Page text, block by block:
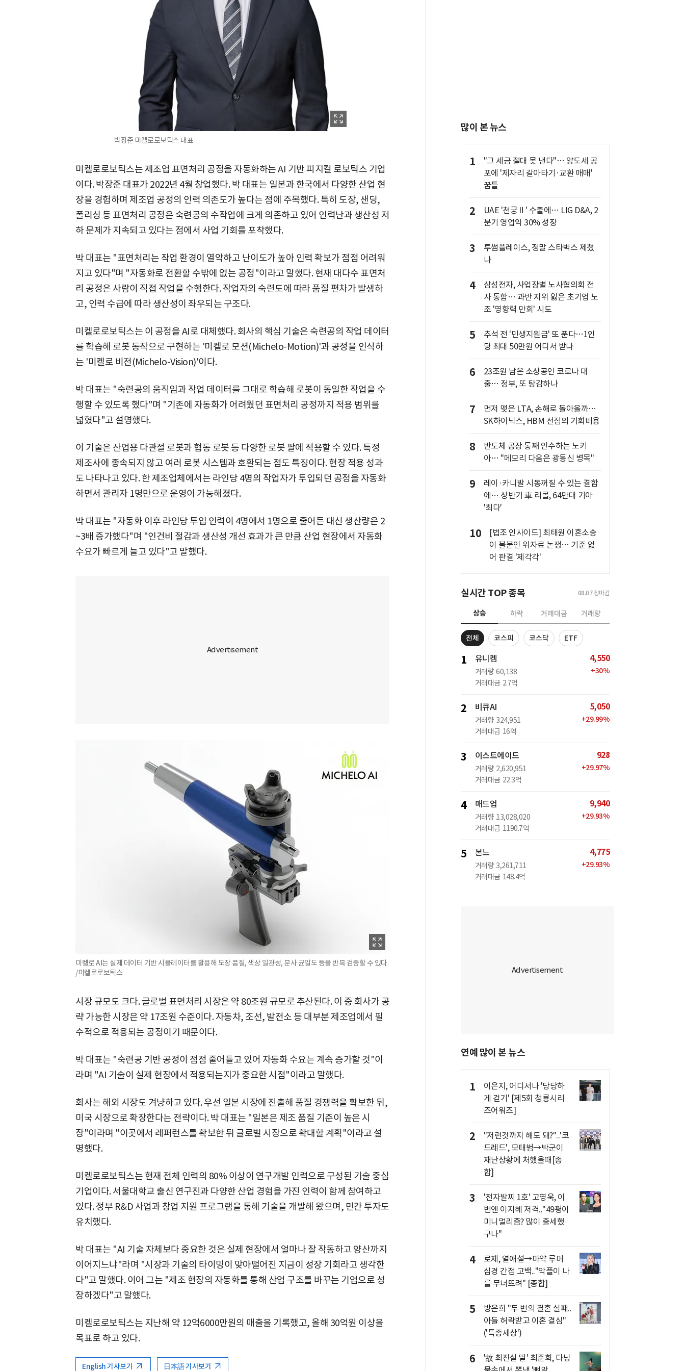
박장준 미켈로로보틱스 대표
미켈로로보틱스는 제조업 표면처리 공정을 자동화하는 AI 기반 피지컬 로보틱스 기업
이다. 박장준 대표가 2022년 4월 창업했다. 박 대표는 일본과 한국에서 다양한 산업 현
장을 경험하며 제조업 공정의 인력 의존도가 높다는 점에 주목했다. 특히 도장, 샌딩,
폴리싱 등 표면처리 공정은 숙련공의 수작업에 크게 의존하고 있어 인력난과 생산성 저
하 문제가 지속되고 있다는 점에서 사업 기회를 포착했다.
박 대표는 "표면처리는 작업 환경이 열악하고 난이도가 높아 인력 확보가 점점 어려워
지고 있다"며 "자동화로 전환할 수밖에 없는 공정"이라고 말했다. 현재 대다수 표면처
리 공정은 사람이 직접 작업을 수행한다. 작업자의 숙련도에 따라 품질 편차가 발생하
고, 인력 수급에 따라 생산성이 좌우되는 구조다.
미켈로로보틱스는 이 공정을 AI로 대체했다. 회사의 핵심 기술은 숙련공의 작업 데이터
를 학습해 로봇 동작으로 구현하는 '미켈로 모션(Michelo-Motion)'과 공정을 인식하
는 '미켈로 비전(Michelo-Vision)'이다.
박 대표는 "숙련공의 움직임과 작업 데이터를 그대로 학습해 로봇이 동일한 작업을 수
행할 수 있도록 했다"며 "기존에 자동화가 어려웠던 표면처리 공정까지 적용 범위를
넓혔다"고 설명했다.
이 기술은 산업용 다관절 로봇과 협동 로봇 등 다양한 로봇 팔에 적용할 수 있다. 특정
제조사에 종속되지 않고 여러 로봇 시스템과 호환되는 점도 특징이다. 현장 적용 성과
도 나타나고 있다. 한 제조업체에서는 라인당 4명의 작업자가 투입되던 공정을 자동화
하면서 관리자 1명만으로 운영이 가능해졌다.
박 대표는 "자동화 이후 라인당 투입 인력이 4명에서 1명으로 줄어든 대신 생산량은 2
~3배 증가했다"며 "인건비 절감과 생산성 개선 효과가 큰 만큼 산업 현장에서 자동화
수요가 빠르게 늘고 있다"고 말했다.
미켈로 AI는 실제 데이터 기반 시뮬레이터를 활용해 도장 품질, 색상 일관성, 분사 균일도 등을 반복 검증할 수 있다.
/미켈로로보틱스
시장 규모도 크다. 글로벌 표면처리 시장은 약 80조원 규모로 추산된다. 이 중 회사가 공
략 가능한 시장은 약 17조원 수준이다. 자동차, 조선, 발전소 등 대부분 제조업에서 필
수적으로 적용되는 공정이기 때문이다.
박 대표는 "숙련공 기반 공정이 점점 줄어들고 있어 자동화 수요는 계속 증가할 것"이
라며 "AI 기술이 실제 현장에서 적용되는지가 중요한 시점"이라고 말했다.
회사는 해외 시장도 겨냥하고 있다. 우선 일본 시장에 진출해 품질 경쟁력을 확보한 뒤,
미국 시장으로 확장한다는 전략이다. 박 대표는 "일본은 제조 품질 기준이 높은 시
장"이라며 "이곳에서 레퍼런스를 확보한 뒤 글로벌 시장으로 확대할 계획"이라고 설
명했다.
미켈로로보틱스는 현재 전체 인력의 80% 이상이 연구개발 인력으로 구성된 기술 중심
기업이다. 서울대학교 출신 연구진과 다양한 산업 경험을 가진 인력이 함께 참여하고
있다. 정부 R&D 사업과 창업 지원 프로그램을 통해 기술을 개발해 왔으며, 민간 투자도
유치했다.
박 대표는 "AI 기술 자체보다 중요한 것은 실제 현장에서 얼마나 잘 작동하고 양산까지
이어지느냐"라며 "시장과 기술의 타이밍이 맞아떨어진 지금이 성장 기회라고 생각한
다"고 말했다. 이어 그는 "제조 현장의 자동화를 통해 산업 구조를 바꾸는 기업으로 성
장하겠다"고 말했다.
미켈로로보틱스는 지난해 약 12억6000만원의 매출을 기록했고, 올해 30억원 이상을
목표로 하고 있다.
English 기사보기 日本語 기사보기
많이 본 뉴스
1
"그 세금 절대 못 낸다"… 양도세 공
포에 '제자리 갈아타기·교환 매매'
꿈틀
2
UAE '천궁Ⅱ' 수출에… LIG D&A, 2
분기 영업익 30% 성장
3
투썸플레이스, 정말 스타벅스 제쳤
나
4
삼성전자, 사업장별 노사협의회 전
사 통합… 과반 지위 잃은 초기업 노
조 '영향력 만회' 시도
5
추석 전 '민생지원금' 또 푼다…1인
당 최대 50만원 어디서 받나
6
23조원 남은 소상공인 코로나 대
출… 정부, 또 탕감하나
7
먼저 맺은 LTA, 손해로 돌아올까…
SK하이닉스, HBM 선점의 기회비용
8
반도체 공장 통째 인수하는 노키
아… "메모리 다음은 광통신 병목"
9
레이·카니발 시동꺼질 수 있는 결함
에… 상반기 車 리콜, 64만대 기아
'최다'
10
[법조 인사이드] 최태원 이혼소송
이 불붙인 위자료 논쟁… 기준 없
어 판결 '제각각'
실시간 TOP 종목 08.07 장마감
상승 하락 거래대금 거래량
전체 코스피 코스닥 ETF
1 유니켐
거래량 60,138
거래대금 2.7억
4,550
+30%
2 비큐AI
거래량 324,951
거래대금 16억
5,050
+29.99%
3 이스트에이드
거래량 2,620,951
거래대금 22.3억
928
+29.97%
4 매드업
거래량 13,028,020
거래대금 1190.7억
9,940
+29.93%
5 본느
거래량 3,261,711
거래대금 148.4억
4,775
+29.93%
연예 많이 본 뉴스
1
이은지, 어디서나 '당당하
게 걷기' [제5회 청룡시리
즈어워즈]
2
"저런것까지 해도 돼?"..'코
드레드', 모태범→박군이
재난상황에 처했을때[종
합]
3
'전자발찌 1호' 고영욱, 이
번엔 이지혜 저격.."49평이
미니멀리즘? 많이 출세했
구나"
4
로제, 열애설→마약 루머
심경 간접 고백.."악플이 나
를 무너뜨려" [종합]
5
방은희 "두 번의 결혼 실패..
아들 허락받고 이혼 결심"
('특종세상')
6
'故 최진실 딸' 최준희, 다낭